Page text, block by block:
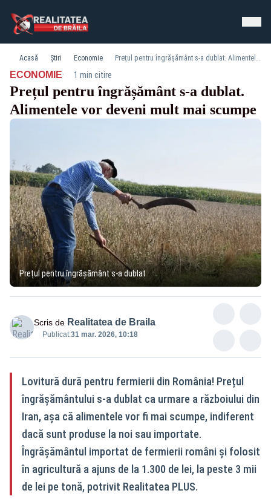
Acasă Știri Economie Prețul pentru îngrășământ s-a dublat. Alimentele vor deveni mult mai scumpe
ECONOMIE· 1 min citire
Prețul pentru îngrășământ s-a dublat.
Alimentele vor deveni mult mai scumpe
Prețul pentru îngrășământ s-a dublat
Scris de Realitatea de Braila
Publicat:31 mar. 2026, 10:18
Lovitură dură pentru fermierii din România! Prețul
îngrășământului s-a dublat ca urmare a războiului din
Iran, așa că alimentele vor fi mai scumpe, indiferent
dacă sunt produse la noi sau importate.
Îngrășământul importat de fermierii români și folosit
în agricultură a ajuns de la 1.300 de lei, la peste 3 mii
de lei pe tonă, potrivit Realitatea PLUS.